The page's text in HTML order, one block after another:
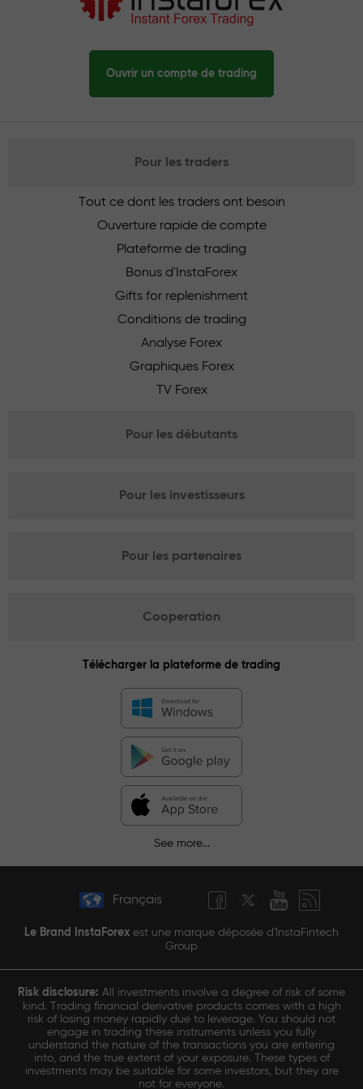
Ouvrir un compte de trading
Pour les traders
Tout ce dont les traders ont besoin
Ouverture rapide de compte
Plateforme de trading
Bonus d'InstaForex
Gifts for replenishment
Conditions de trading
Analyse Forex
Graphiques Forex
TV Forex
Pour les débutants
Pour les investisseurs
Pour les partenaires
Cooperation
Télécharger la plateforme de trading
See more...
Français
Le Brand InstaForex est une marque déposée d'InstaFintech
Group
Risk disclosure: All investments involve a degree of risk of some
kind. Trading financial derivative products comes with a high
risk of losing money rapidly due to leverage. You should not
engage in trading these instruments unless you fully
understand the nature of the transactions you are entering
into, and the true extent of your exposure. These types of
investments may be suitable for some investors, but they are
not for everyone.